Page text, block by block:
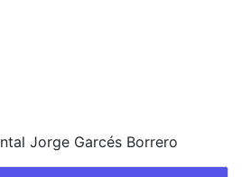
Jorge Garcés Borrero